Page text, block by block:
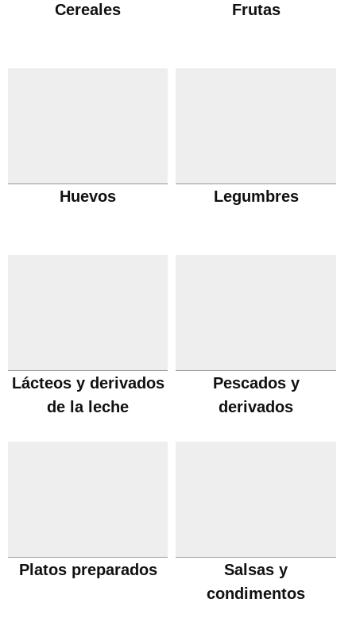
Cereales Frutas
Huevos Legumbres
Lácteos y derivados
de la leche
Pescados y
derivados
Platos preparados
Salsas y
condimentos